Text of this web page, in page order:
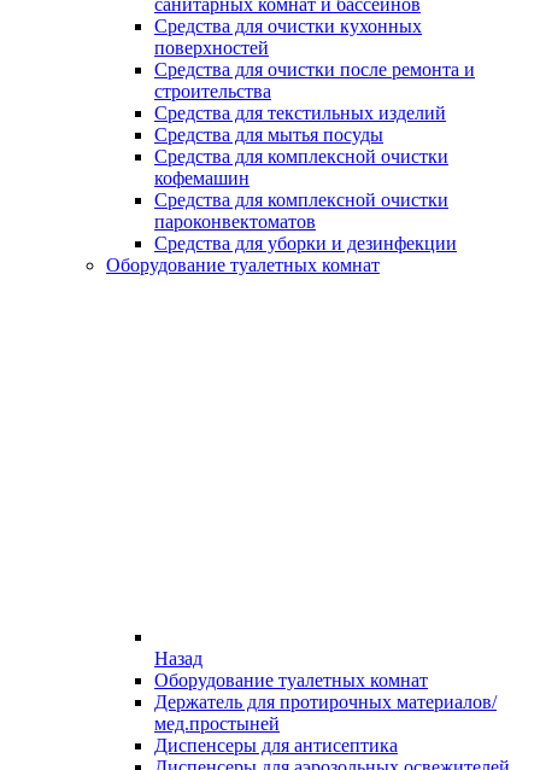
Средства для очистки кухонных
поверхностей
Средства для очистки после ремонта и
строительства
Средства для текстильных изделий
Средства для мытья посуды
Средства для комплексной очистки
кофемашин
Средства для комплексной очистки
пароконвектоматов
Средства для уборки и дезинфекции
Оборудование туалетных комнат
Назад
Оборудование туалетных комнат
Держатель для протирочных материалов/
мед.простыней
Диспенсеры для антисептика